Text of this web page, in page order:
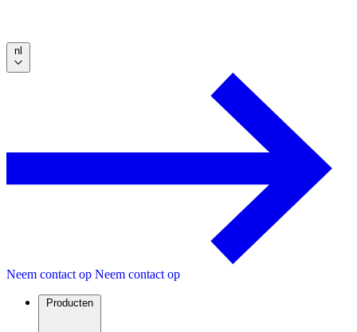
nl
Neem contact op Neem contact op
Producten